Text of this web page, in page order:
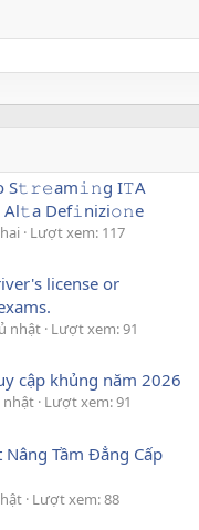
S𝚝𝚛𝚎am𝚒𝚗g I𝚃A
Al𝚝a Def𝚒nizi𝚘𝚗e
Lượt xem: 117
license or
nhật Lượt xem: 91
cập khủng năm 2026
nhật Lượt xem: 91
Tầm Đẳng Cấp
Lượt xem: 88